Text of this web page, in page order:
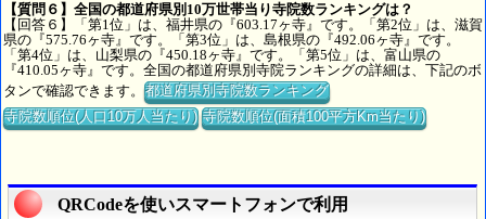
【質問６】全国の都道府県別10万世帯当り寺院数ランキングは？
【回答６】「第1位」は、福井県の『603.17ヶ寺』です。「第2位」は、滋賀
県の『575.76ヶ寺』です。「第3位」は、島根県の『492.06ヶ寺』です。
「第4位」は、山梨県の『450.18ヶ寺』です。「第5位」は、富山県の
『410.05ヶ寺』です。全国の都道府県別寺院ランキングの詳細は、下記のボ
タンで確認できます。都道府県別寺院数ランキング
寺院数順位(人口10万人当たり) 寺院数順位(面積100平方Km当たり)
QRCodeを使いスマートフォンで利用